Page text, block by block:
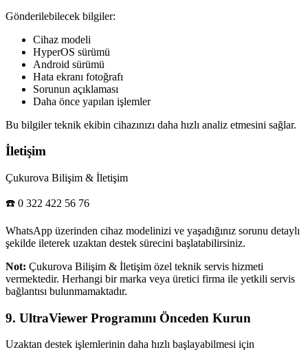
Gönderilebilecek bilgiler:
Cihaz modeli
HyperOS sürümü
Android sürümü
Hata ekranı fotoğrafı
Sorunun açıklaması
Daha önce yapılan işlemler
Bu bilgiler teknik ekibin cihazınızı daha hızlı analiz etmesini sağlar.
İletişim
Çukurova Bilişim & İletişim
☎️ 0 322 422 56 76
WhatsApp üzerinden cihaz modelinizi ve yaşadığınız sorunu detaylı
şekilde ileterek uzaktan destek sürecini başlatabilirsiniz.
Not: Çukurova Bilişim & İletişim özel teknik servis hizmeti
vermektedir. Herhangi bir marka veya üretici firma ile yetkili servis
bağlantısı bulunmamaktadır.
9. UltraViewer Programını Önceden Kurun
Uzaktan destek işlemlerinin daha hızlı başlayabilmesi için